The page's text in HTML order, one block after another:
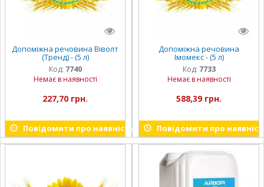
Допоміжна речовина Віволт
(Тренд) - (5 л)
Код: 7740
Немає в наявності
227,70 грн.
Повідомити про наявність
Допоміжна речовина
Імомекс - (5 л)
Код: 7733
Немає в наявності
588,39 грн.
Повідомити про